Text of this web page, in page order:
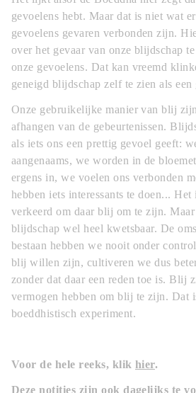
gevoelens hebt. Maar dat is niet wat
gevoelens gevaren verbonden zijn.
over het gevaar van onze blijdschap
onze gevoelens. Dat kan vreemd
geneigd blijdschap zelf te zien als een
Onze gebruikelijke manier van blij
afhangen van de gebeurtenissen.
als iets ons een prettig gevoel geeft:
aangenaams, we worden in de
ergens in, we voelen ons verbonden
hebben iets interessants te doen...
verkeerd om daar blij om te zijn.
blijdschap wel heel kwetsbaar. De
bestaan hebben we nooit onder
blij willen zijn, cultiveren we dus
zonder dat daar een reden toe is. Blij
vermogen hebben om blij te zijn. Dat
boeddhistisch experiment.
Voor de hele reeks, klik hier.
Deze notities zijn ook dagelijks te